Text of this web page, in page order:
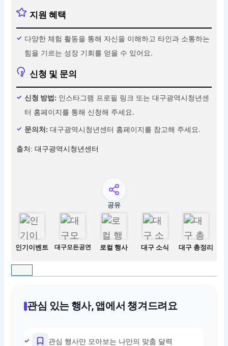
지원 혜택
다양한 체험 활동을 통해 자신을 이해하고 타인과 소통하는
힘을 기르는 성장 기회를 얻을 수 있어요.
신청 및 문의
신청 방법: 인스타그램 프로필 링크 또는 대구광역시청년센
터 홈페이지를 통해 신청해 주세요.
문의처: 대구광역시청년센터 홈페이지를 참고해 주세요.
출처: 대구광역시청년센터
공유
인기이벤트 대구모든공연 로컬 행사 대구 소식 대구 총정리
관심 있는 행사, 앱에서 챙겨드려요
관심 행사만 모아보는 나만의 맞춤 달력